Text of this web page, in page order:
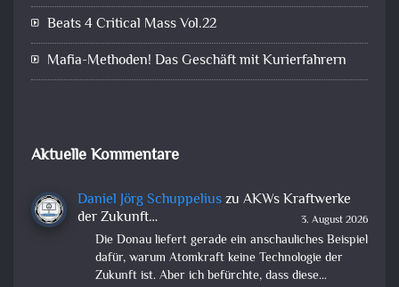
Beats 4 Critical Mass Vol.22
Mafia-Methoden! Das Geschäft mit Kurierfahrern
Aktuelle Kommentare
Daniel Jörg Schuppeliuszu AKWs Kraftwerke
der Zukunft…
3. August 2026
Die Donau liefert gerade ein anschauliches Beispiel
dafür, warum Atomkraft keine Technologie der
Zukunft ist. Aber ich befürchte, dass diese…